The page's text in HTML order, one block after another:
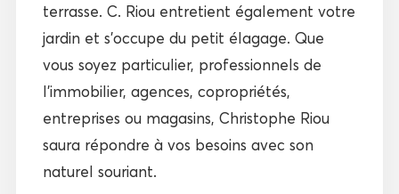
terrasse. C. Riou entretient également votre
jardin et s’occupe du petit élagage. Que
vous soyez particulier, professionnels de
l’immobilier, agences, copropriétés,
entreprises ou magasins, Christophe Riou
saura répondre à vos besoins avec son
naturel souriant.